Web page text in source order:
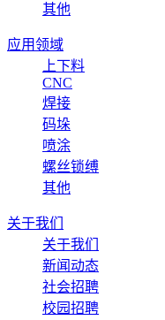
其他
应用领域
上下料
CNC
焊接
码垛
喷涂
螺丝锁缚
其他
关于我们
关于我们
新闻动态
社会招聘
校园招聘